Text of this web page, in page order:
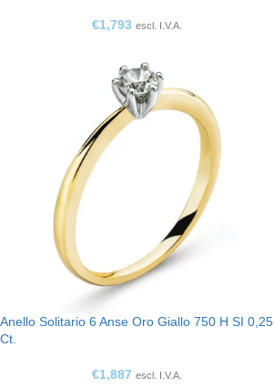
€1,793 escl. I.V.A.
Anello Solitario 6 Anse Oro Giallo 750 H SI 0,25
Ct.
€1,887 escl. I.V.A.